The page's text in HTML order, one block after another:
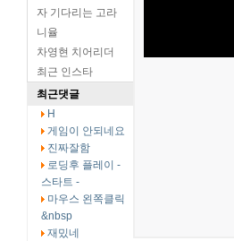
자 기다리는 고라
니율
차영현 치어리더
최근 인스타
최근댓글
H
게임이 안되네요
진짜잘함
로딩후 플레이 -
스타트 -
마우스 왼쪽클릭
&nbsp
재밌네